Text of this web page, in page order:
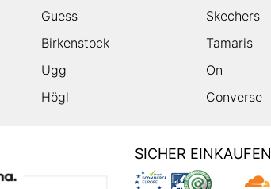
Guess
Skechers
Birkenstock
Tamaris
Ugg
On
Högl Converse
SICHER EINKAUFEN